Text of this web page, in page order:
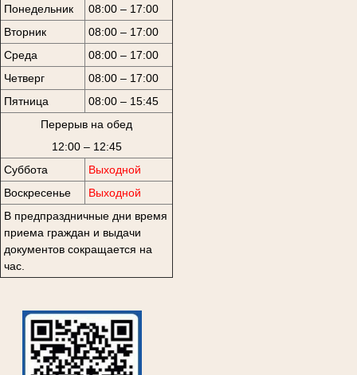
Понедельник
08:00 – 17:00
Вторник
08:00 – 17:00
Среда
08:00 – 17:00
Четверг
08:00 – 17:00
Пятница
08:00 – 15:45
Перерыв на обед
12:00 – 12:45
Суббота
Выходной
Воскресенье
Выходной
В предпраздничные дни время
приема граждан и выдачи
документов сокращается на
час.